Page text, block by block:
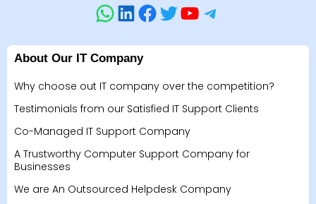
About Our IT Company
Why choose out IT company over the competition?
Testimonials from our Satisfied IT Support Clients
Co-Managed IT Support Company
A Trustworthy Computer Support Company for
Businesses
We are An Outsourced Helpdesk Company